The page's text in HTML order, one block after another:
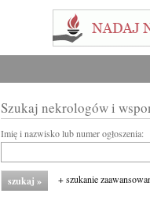
Szukaj nekrologów i
Imię i nazwisko lub numer ogłoszenia:
+ szukanie